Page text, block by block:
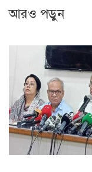
আরও পড়ুন